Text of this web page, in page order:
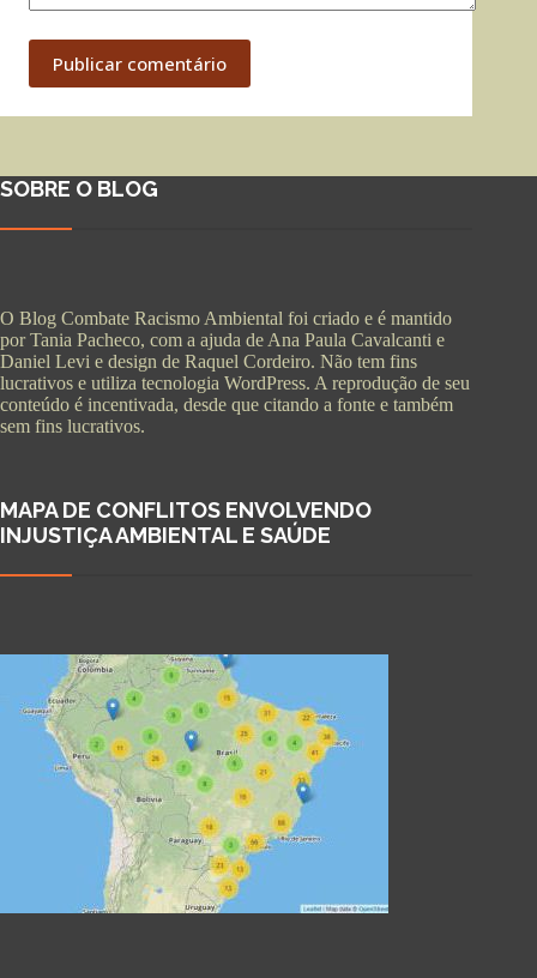
Publicar comentário
SOBRE O BLOG
O Blog Combate Racismo Ambiental foi criado e é mantido
por Tania Pacheco, com a ajuda de Ana Paula Cavalcanti e
Daniel Levi e design de Raquel Cordeiro. Não tem fins
lucrativos e utiliza tecnologia WordPress. A reprodução de seu
conteúdo é incentivada, desde que citando a fonte e também
sem fins lucrativos.
MAPA DE CONFLITOS ENVOLVENDO
INJUSTIÇA AMBIENTAL E SAÚDE